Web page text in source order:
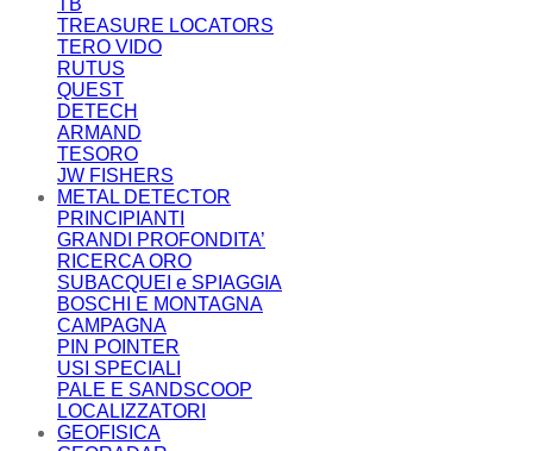
TB
TREASURE LOCATORS
TERO VIDO
RUTUS
QUEST
DETECH
ARMAND
TESORO
JW FISHERS
METAL DETECTOR
PRINCIPIANTI
GRANDI PROFONDITA’
RICERCA ORO
SUBACQUEI e SPIAGGIA
BOSCHI E MONTAGNA
CAMPAGNA
PIN POINTER
USI SPECIALI
PALE E SANDSCOOP
LOCALIZZATORI
GEOFISICA